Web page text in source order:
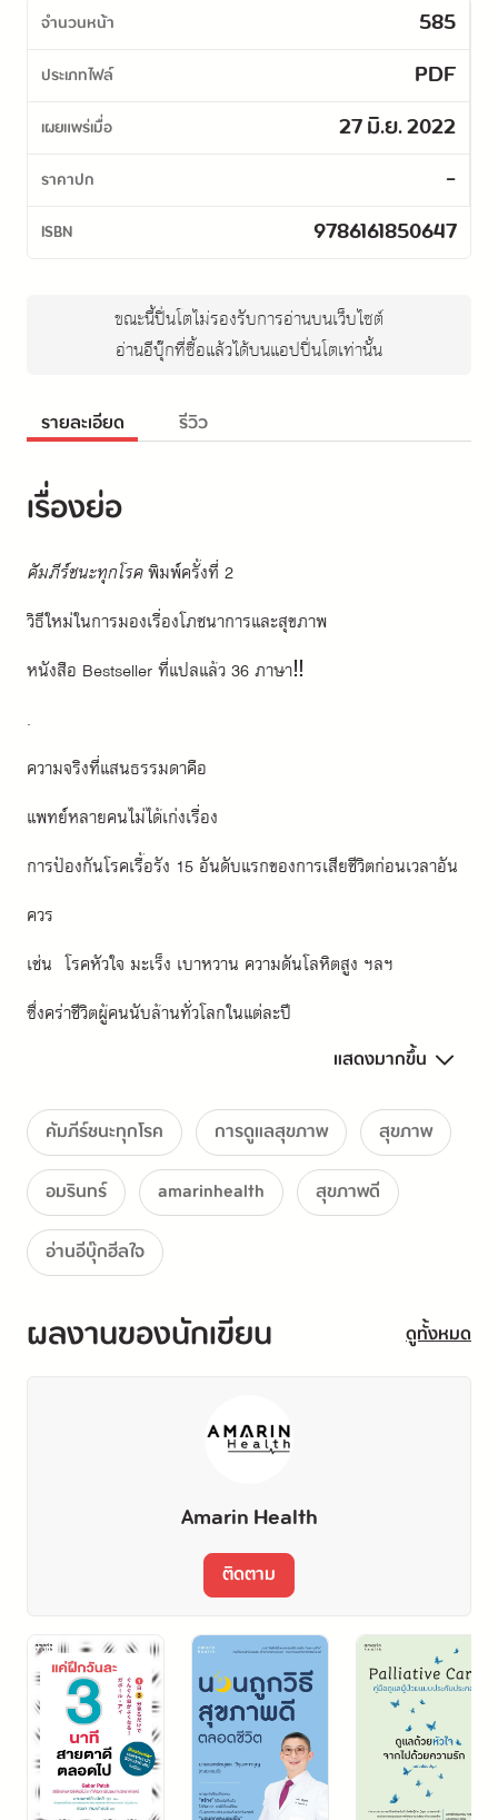
จำนวนหน้า 585
ประเภทไฟล์ PDF
เผยแพร่เมื่อ 27 มิ.ย. 2022
ราคาปก -
ISBN 9786161850647
ขณะนี้ปิ่นโตไม่รองรับการอ่านบนเว็บไซต์
อ่านอีบุ๊กที่ซื้อแล้วได้บนแอปปิ่นโตเท่านั้น
รายละเอียด รีวิว
เรื่องย่อ
คัมภีร์ชนะทุกโรค พิมพ์ครั้งที่ 2
วิธีใหม่ในการมองเรื่องโภชนาการและสุขภาพ
หนังสือ Bestseller ที่แปลแล้ว 36 ภาษา‼
.
ความจริงที่แสนธรรมดาคือ
แพทย์หลายคนไม่ได้เก่งเรื่อง
การป้องกันโรคเรื้อรัง 15 อันดับแรกของการเสียชีวิตก่อนเวลาอัน
ควร
เช่น  โรคหัวใจ มะเร็ง เบาหวาน ความดันโลหิตสูง ฯลฯ
ซึ่งคร่าชีวิตผู้คนนับล้านทั่วโลกในแต่ละปี
แต่เรื่องแบบนี้จะไม่เกิดขึ้นอีก
เมื่อคุณรู้ว่าอาหารชนิดใดที่ควรกิน
และพฤติกรรมการใช้ชีวิตแบบใดที่ควรเปลี่ยน
เพื่อป้องกันโรคและเปลี่ยนแปลงยีนของเรา
แล้วคำนึงถึงที่มาทั้งหลายที่นำมาสู่อาหารตรงหน้าคุณ
และใช้หนังสือเล่มนี้เป็นแนวทางที่เตือน
ให้ตระหนักถึงความไม่ปลอดภัยของอาหารในปัจจุบัน
และเมื่อคุณสามารถปรับเปลี่ยนการกิน
ให้มีคุณค่าและปลอดภัยยิ่งขึ้นได้แล้ว
คุณก็จะพลิกผันความเสี่ยงของการเกิดโรคภัยทั้งหลายได้
นี่คือหัวใจสำคัญของ #
คัมภีร์ชนะทุกโรค‼
แสดงมากขึ้น
คัมภีร์ชนะทุกโรค การดูแลสุขภาพ
สุขภาพ
อมรินทร์
amarinhealth
สุขภาพดี
อ่านอีบุ๊กฮีลใจ
ผลงานของนักเขียน ดูทั้งหมด
Amarin Health
ติดตาม